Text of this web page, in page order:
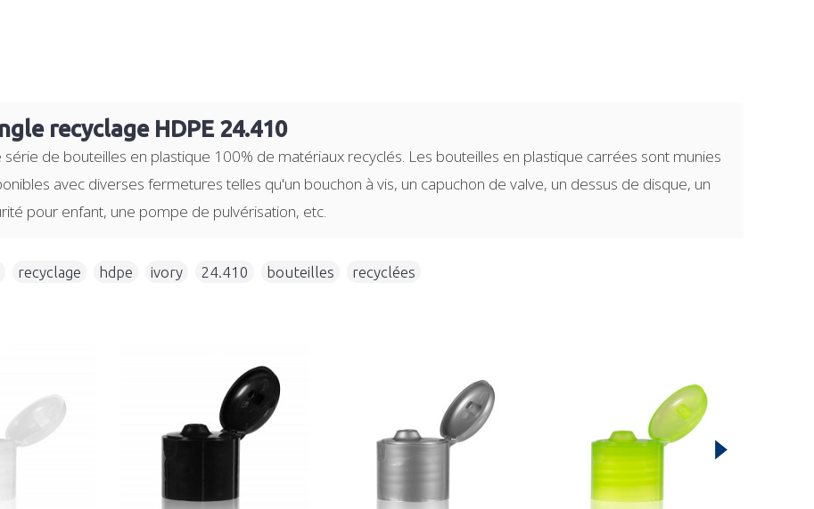
recyclage HDPE 24.410
série de bouteilles en plastique 100% de matériaux recyclés. Les bouteilles en plastique carrées sont munies
avec diverses fermetures telles qu'un bouchon à vis, un capuchon de valve, un dessus de disque, un
pour enfant, une pompe de pulvérisation, etc.
recyclage hdpe ivory 24.410 bouteilles recyclées